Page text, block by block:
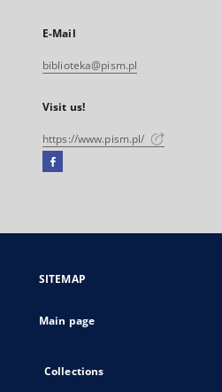
E-Mail
biblioteka@pism.pl
Visit us!
https://www.pism.pl/
Facebook
open
new
SITEMAP
Main page
Collections